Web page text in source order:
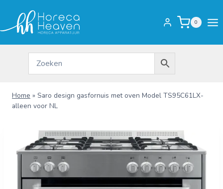
inhoud
0
Home » Saro design gasfornuis met oven Model TS95C61LX-
alleen voor NL